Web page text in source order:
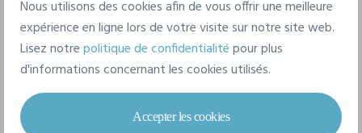
Caractéristiques
Craft
Nous utilisons des cookies afin de vous offrir une meilleure
expérience en ligne lors de votre visite sur notre site web.
Lisez notrepolitique de confidentialitépour plus
d'informations concernant les cookies utilisés.
Accepter les cookies